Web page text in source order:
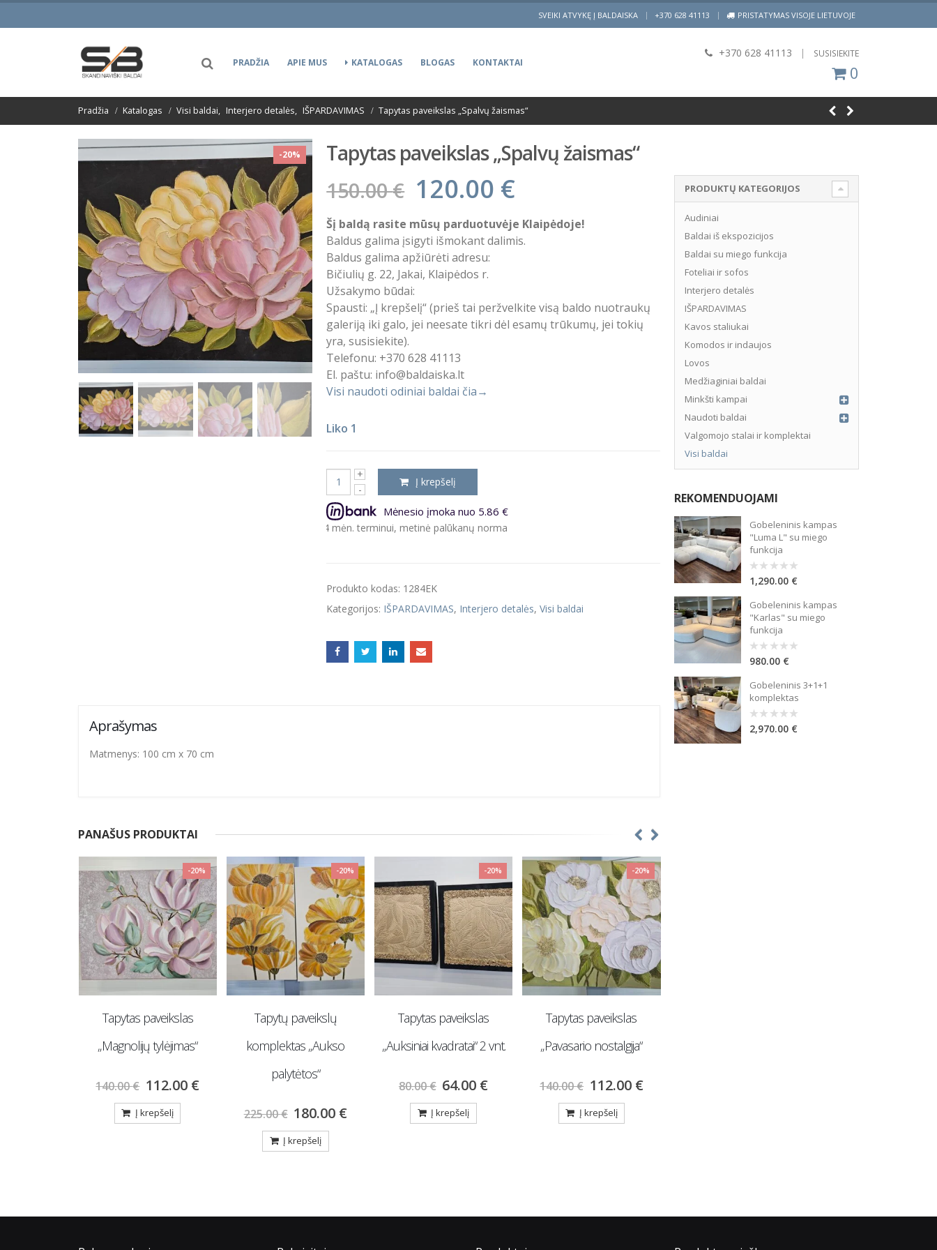
SVEIKI ATVYKĘ Į BALDAISKA | +370 628 41113 PRISTATYMAS VISOJE LIETUVOJE
PRADŽIA APIE MUS KATALOGAS BLOGAS KONTAKTAI
+370 628 41113 | SUSISIEKITE
0
Pradžia Katalogas Visi baldai, Interjero detalės, IŠPARDAVIMAS Tapytas paveikslas „Spalvų žaismas“
-20% Tapytas paveikslas „Spalvų žaismas“
150.00€ 120.00 €
Šį baldą rasite mūsų parduotuvėje Klaipėdoje!
Baldus galima įsigyti išmokant dalimis.
Baldus galima apžiūrėti adresu:
Bičiulių g. 22, Jakai, Klaipėdos r.
Užsakymo būdai:
Spausti: „Į krepšelį“ (prieš tai peržvelkite visą baldo nuotraukų
galeriją iki galo, jei neesate tikri dėl esamų trūkumų, jei tokių
yra, susisiekite).
Telefonu: +370 628 41113
El. paštu: info@baldaiska.lt
Visi naudoti odiniai baldai čia→
Liko 1
Į krepšelį
Mėnesio įmoka nuo 5.86 €
Pavyzdžiui, skolinantis 120.00 EUR, kai sutartis sudaroma 24 mėn. terminui, metinė palūkanų norma – 9.5%, sutarties sudarymo mokestis – 3%, sutarties administravimo mokestis – 0.15%, BVKKMN –
Produkto kodas: 1284EK
Kategorijos: IŠPARDAVIMAS, Interjero detalės,Visi baldai
Aprašymas
Matmenys: 100 cm x 70 cm
PANAŠUS PRODUKTAI
-20%
Tapytas paveikslas
„Magnolijų tylėjimas“
140.00€ 112.00 €
Į krepšelį
-20%
Tapytų paveikslų
komplektas „Aukso
palytėtos“
225.00€ 180.00 €
Į krepšelį
-20%
Tapytas paveikslas
„Auksiniai kvadratai“ 2 vnt.
80.00€ 64.00 €
Į krepšelį
-20%
Tapytas paveikslas
„Pavasario nostalgija“
140.00€ 112.00 €
Į krepšelį
PRODUKTŲ KATEGORIJOS
Audiniai
Baldai iš ekspozicijos
Baldai su miego funkcija
Foteliai ir sofos
Interjero detalės
IŠPARDAVIMAS
Kavos staliukai
Komodos ir indaujos
Lovos
Medžiaginiai baldai
Minkšti kampai
Naudoti baldai
Valgomojo stalai ir komplektai
Visi baldai
REKOMENDUOJAMI
Gobeleninis kampas
"Luma L" su miego
funkcija
0
out
5
1,290.00 €
Gobeleninis kampas
"Karlas" su miego
funkcija
0
5
980.00 €
Gobeleninis 3+1+1
komplektas
0
out
2,970.00 €